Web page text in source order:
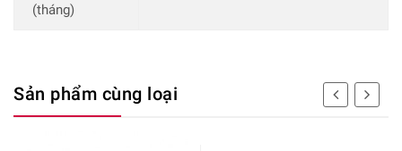
(tháng)
Sản phẩm cùng loại